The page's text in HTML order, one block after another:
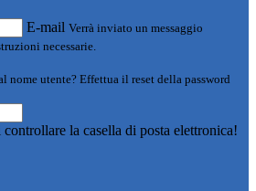
E-mail Verrà inviato un messaggio
necessarie.
nome utente? Effettua il reset della password
la casella di posta elettronica!